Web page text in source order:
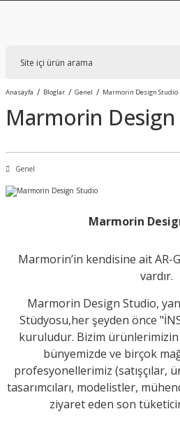
Anasayfa Bloglar Genel Marmorin Design Studio
Marmorin
Genel
Marmorin
Marmorin’in kendisine ait AR-
vardır.
Marmorin Design Studio,
Stüdyosu,her şeyden önce
kuruludur. Bizim ürünlerimizin
bünyemizde ve birçok
profesyonellerimiz (satışçılar,
tasarımcıları, modelistler,
ziyaret eden son